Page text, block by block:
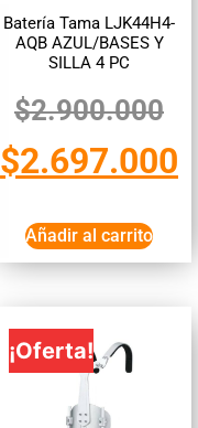
Batería Tama LJK44H4-
AQB AZUL/BASES Y
SILLA 4 PC
$2.900.000
$2.697.000
Añadir al carrito
¡Oferta!